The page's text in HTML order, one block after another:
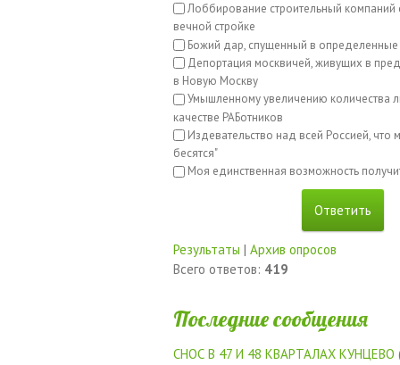
Лоббирование строительный компаний
вечной стройке
Божий дар, спущенный в
Депортация москвичей, живущих в
в Новую Москву
Умышленному увеличению количества
качестве РАБотников
Издевательство над всей Россией, что
бесятся"
Моя единственная возможность
Результаты | Архив опросов
Всего ответов: 419
Последние сообщения
СНОС В 47 И 48 КВАРТАЛАХ КУНЦЕВО